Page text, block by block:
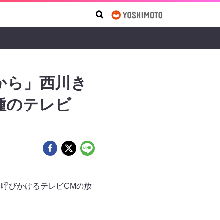
ら」西川き
のテレビ
びかけるテレビCMの放